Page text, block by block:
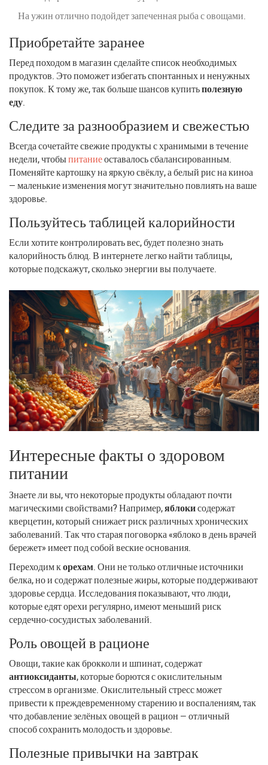
На ужин отлично подойдет запеченная рыба с овощами.
Приобретайте заранее
Перед походом в магазин сделайте список необходимых
продуктов. Это поможет избегать спонтанных и ненужных
покупок. К тому же, так больше шансов купитьполезную
еду.
Следите за разнообразием и свежестью
Всегда сочетайте свежие продукты с хранимыми в течение
недели, чтобыпитаниеоставалось сбалансированным.
Поменяйте картошку на яркую свёклу, а белый рис на киноа
— маленькие изменения могут значительно повлиять на ваше
здоровье.
Пользуйтесь таблицей калорийности
Если хотите контролировать вес, будет полезно знать
калорийность блюд. В интернете легко найти таблицы,
которые подскажут, сколько энергии вы получаете.
Интересные факты о здоровом
питании
Знаете ли вы, что некоторые продукты обладают почти
магическими свойствами? Например,яблокисодержат
кверцетин, который снижает риск различных хронических
заболеваний. Так что старая поговорка «яблоко в день врачей
бережет» имеет под собой веские основания.
Переходим корехам. Они не только отличные источники
белка, но и содержат полезные жиры, которые поддерживают
здоровье сердца. Исследования показывают, что люди,
которые едят орехи регулярно, имеют меньший риск
сердечно-сосудистых заболеваний.
Роль овощей в рационе
Овощи, такие как брокколи и шпинат, содержат
антиоксиданты, которые борются с окислительным
стрессом в организме. Окислительный стресс может
привести к преждевременному старению и воспалениям, так
что добавление зелёных овощей в рацион — отличный
способ сохранить молодость и здоровье.
Полезные привычки на завтрак